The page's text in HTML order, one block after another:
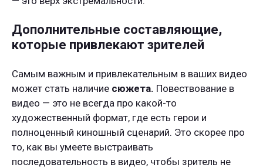
Дополнительные составляющие,
которые привлекают зрителей
Самым важным и привлекательным в ваших видео
может стать наличие сюжета. Повествование в
видео — это не всегда про какой-то
художественный формат, где есть герои и
полноценный киношный сценарий. Это скорее про
то, как вы умеете выстраивать
последовательность в видео, чтобы зритель не